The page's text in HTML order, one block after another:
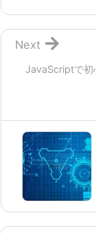
JavaScriptで初
Next